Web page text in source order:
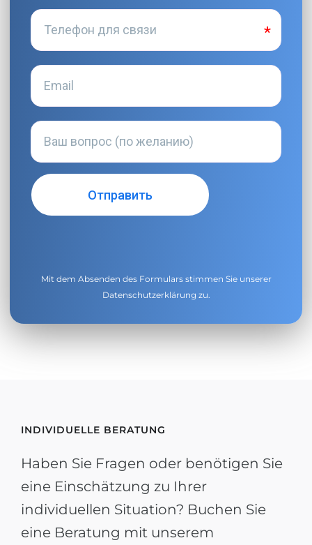
Mit dem Absenden des Formulars stimmen Sie unserer
Datenschutzerklärung zu.
INDIVIDUELLE BERATUNG
Haben Sie Fragen oder benötigen Sie
eine Einschätzung zu Ihrer
individuellen Situation? Buchen Sie
eine Beratung mit unserem